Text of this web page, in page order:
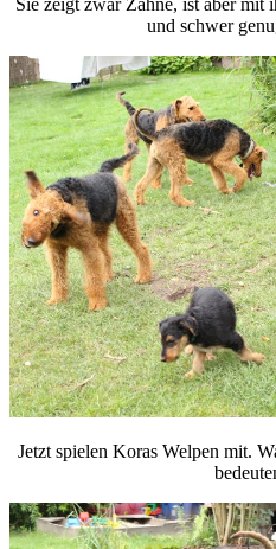
und schwer
Jetzt spielen Koras Welpen mit.